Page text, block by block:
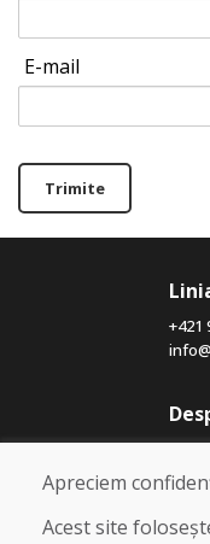
E-mail
Trimite
+421
Blog
Apreciem
Acest site